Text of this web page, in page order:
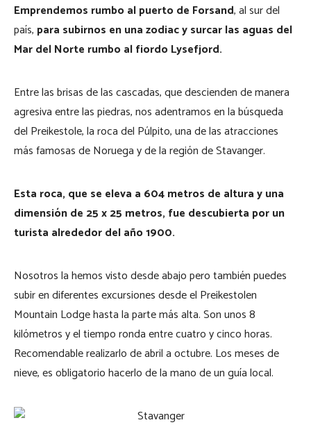
Emprendemos rumbo al puerto de Forsand, al sur del
país, para subirnos en una zodiac y surcar las aguas del
Mar del Norte rumbo al fiordo Lysefjord.
Entre las brisas de las cascadas, que descienden de manera
agresiva entre las piedras, nos adentramos en la búsqueda
del Preikestole, la roca del Púlpito, una de las atracciones
más famosas de Noruega y de la región de Stavanger.
Esta roca, que se eleva a 604 metros de altura y una
dimensión de 25 x 25 metros, fue descubierta por un
turista alrededor del año 1900.
Nosotros la hemos visto desde abajo pero también puedes
subir en diferentes excursiones desde el Preikestolen
Mountain Lodge hasta la parte más alta. Son unos 8
kilómetros y el tiempo ronda entre cuatro y cinco horas.
Recomendable realizarlo de abril a octubre. Los meses de
nieve, es obligatorio hacerlo de la mano de un guía local.